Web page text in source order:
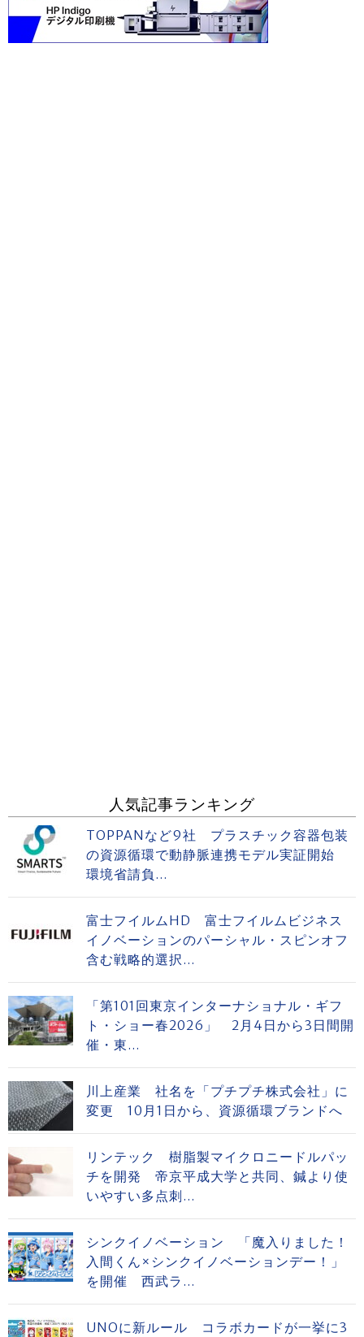
人気記事ランキング
TOPPANなど9社 プラスチック容器包装
の資源循環で動静脈連携モデル実証開始
環境省請負...
富士フイルムHD 富士フイルムビジネス
イノベーションのパーシャル・スピンオフ
含む戦略的選択...
「第101回東京インターナショナル・ギフ
ト・ショー春2026」 2月4日から3日間開
催・東...
川上産業 社名を「プチプチ株式会社」に
変更 10月1日から、資源循環ブランドへ
リンテック 樹脂製マイクロニードルパッ
チを開発 帝京平成大学と共同、鍼より使
いやすい多点刺...
シンクイノベーション 「魔入りました！
入間くん×シンクイノベーションデー！」
を開催 西武ラ...
UNOに新ルール コラボカードが一挙に3